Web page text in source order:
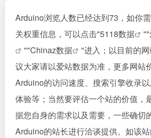
Arduino浏览人数已经达到73，如你
关权重信息，可以点击"5118数据 ""
""Chinaz数据
"进入；以目前的
议大家请以爱站数据为准，更多网站
Arduino的访问速度、搜索引擎收录
体验等；当然要评估一个站的价值，
据您自身的需求以及需要，一些确切
Arduino的站长进行洽谈提供。如该